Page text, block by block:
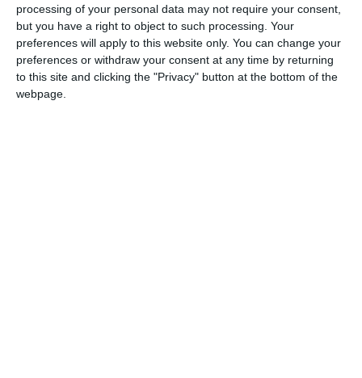
processing of your personal data may not require your consent,
but you have a right to object to such processing. Your
preferences will apply to this website only. You can change your
preferences or withdraw your consent at any time by returning
to this site and clicking the "Privacy" button at the bottom of the
webpage.
Acest formular colectează numele, e-mailul şi conținutul mesajului, astfel încât
să putem urmări comentariile tale pe site. Nu vom folosi datele tale în alt scop.
Pentru mai multe informaţii, consultă politica noastră de confidenţialitate, unde vei
primi mai multe privind informaţii despre cum și de ce stocăm datele tale.